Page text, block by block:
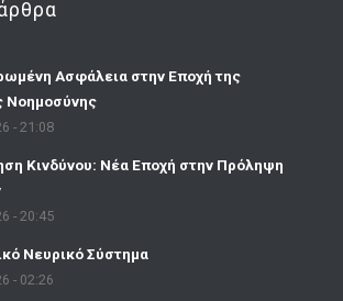
Ασφάλεια στην Εποχή της
Νοημοσύνης
- 21:08
Κινδύνου: Νέα Εποχή στην Πρόληψη
- 20:45
Νευρικό Σύστημα
- 02:26